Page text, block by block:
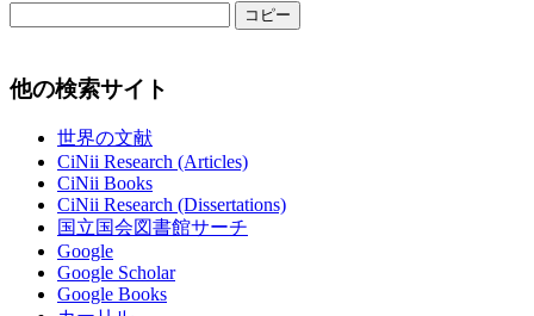
コピー
他の検索サイト
世界の文献
CiNii Research (Articles)
CiNii Books
CiNii Research (Dissertations)
国立国会図書館サーチ
Google
Google Scholar
Google Books